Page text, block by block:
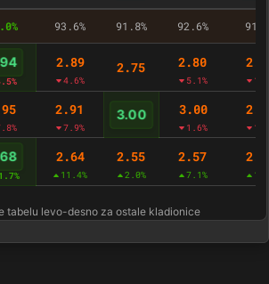
93.6% 91.8% 92.6%
2.89
4.6%
2.75 2.80
5.1%
2.91
7.9%
3.00 3.00
1.6%
2.64
11.4%
2.55
2.0%
2.57
7.1%
tabelu levo-desno za ostale kladionice